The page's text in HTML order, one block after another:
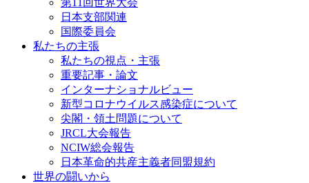
第11回世界大会
日本支部関連
国際委員会
私たちの主張
私たちの視点・主張
重要記事・論文
インターナショナルビュー
新型コロナウイルス感染症について
尖閣・領土問題について
JRCL大会報告
NCIW総会報告
日本革命的共産主義者同盟規約
世界の闘いから